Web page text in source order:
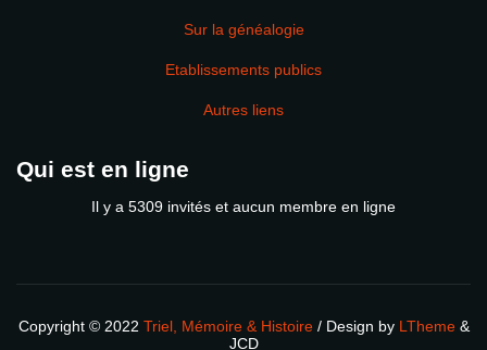
Sur la généalogie
Etablissements publics
Autres liens
Qui est en ligne
Il y a 5309 invités et aucun membre en ligne
Copyright © 2022 Triel, Mémoire & Histoire/ Design by LTheme&
JCD